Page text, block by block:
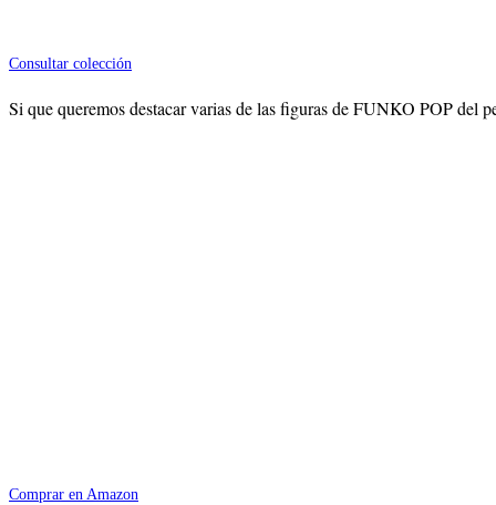
Consultar colección
Si que queremos destacar varias de las figuras de FUNKO POP del
Comprar en Amazon